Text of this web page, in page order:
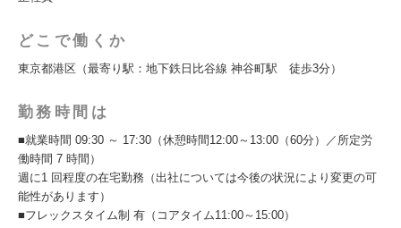
どこで働くか
東京都港区（最寄り駅：地下鉄⽇⽐⾕線 神⾕町駅 徒歩3分）
勤務時間は
■就業時間 09:30 ～ 17:30（休憩時間12:00～13:00（60分）／所定労
働時間 7 時間）
週に1 回程度の在宅勤務（出社については今後の状況により変更の可
能性があります）
■フレックスタイム制 有（コアタイム11:00～15:00）